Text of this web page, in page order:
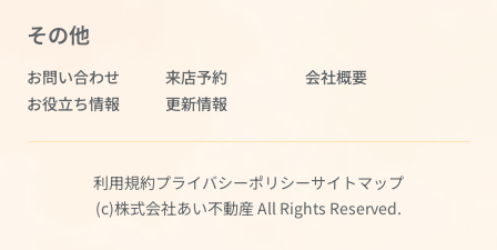
その他
お問い合わせ 来店予約
会社概要
お役立ち情報
更新情報
利用規約プライバシーポリシーサイトマップ
(c)株式会社あい不動産 All Rights Reserved.